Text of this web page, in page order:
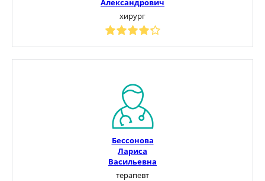
Александрович
хирург
Бессонова
Лариса
Васильевна
терапевт